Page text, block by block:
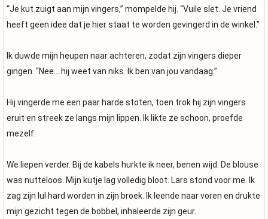
“Je kut zuigt aan mijn vingers,” mompelde hij. “Vuile slet. Je vriend
heeft geen idee dat je hier staat te worden gevingerd in de winkel.”
Ik duwde mijn heupen naar achteren, zodat zijn vingers dieper
gingen. “Nee… hij weet van niks. Ik ben van jou vandaag.”
Hij vingerde me een paar harde stoten, toen trok hij zijn vingers
eruit en streek ze langs mijn lippen. Ik likte ze schoon, proefde
mezelf.
We liepen verder. Bij de kabels hurkte ik neer, benen wijd. De blouse
was nutteloos. Mijn kutje lag volledig bloot. Lars stond voor me. Ik
zag zijn lul hard worden in zijn broek. Ik leende naar voren en drukte
mijn gezicht tegen de bobbel, inhaleerde zijn geur.